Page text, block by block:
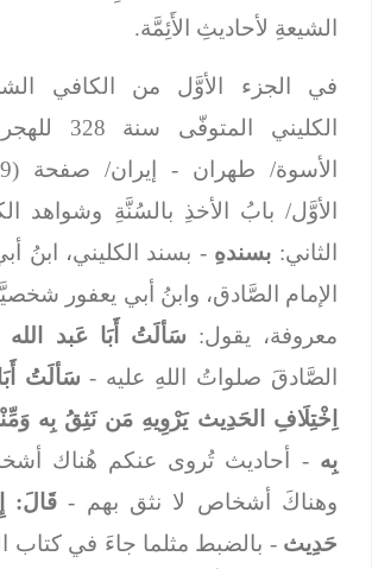
الشيعةِ لأحاديثِ الأَئِمَّة.
في الجزء الأوَّل من الكافي
الكليني
الأوَّل/ بابُ الأخذِ بالسُنَّةِ وشواهد
الثاني: بسندهِ- بسند الكليني، ابنُ
الإمام الصَّادق، وابنُ أبي يعفور
معروفة، يقول: سَألَتُ أَبَا عَبد الله-
الصَّادقَ صلواتُ اللهِ عليه - سَألَتُ
اِخْتِلَافِ الحَدِيث يَرْوِيهِ مَن نَثِقُ بِه
بِه- أحاديث تُروى عنكم هُناك
وهناكَ أشخاص لا نثق بهم - قَالَ:
حَدِيث- بالضبط مثلما جاءَ في كتاب